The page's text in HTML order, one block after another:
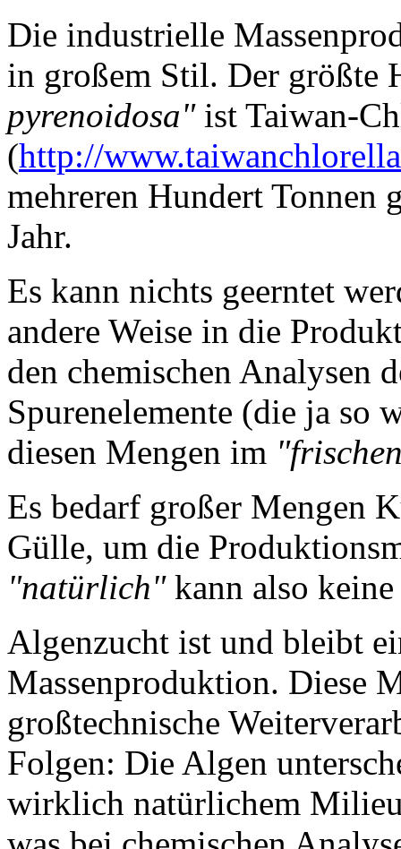
Die industrielle
in großem Stil. Der größte
pyrenoidosa"ist Taiwan-
(http://
mehreren Hundert Tonnen
Jahr.
Es kann nichts geerntet
andere Weise in die
den chemischen Analysen
Spurenelemente (die ja
diesen Mengen im
Es bedarf großer Mengen
Gülle, um die
"natürlich"kann also keine
Algenzucht ist und bleibt
Massenproduktion. Diese
großtechnische
Folgen: Die Algen
wirklich natürlichem Milieu